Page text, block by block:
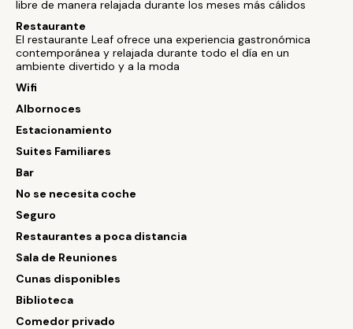
libre de manera relajada durante los meses más cálidos
Restaurante
El restaurante Leaf ofrece una experiencia gastronómica
contemporánea y relajada durante todo el día en un
ambiente divertido y a la moda
Wifi
Albornoces
Estacionamiento
Suites Familiares
Bar
No se necesita coche
Seguro
Restaurantes a poca distancia
Sala de Reuniones
Cunas disponibles
Biblioteca
Comedor privado